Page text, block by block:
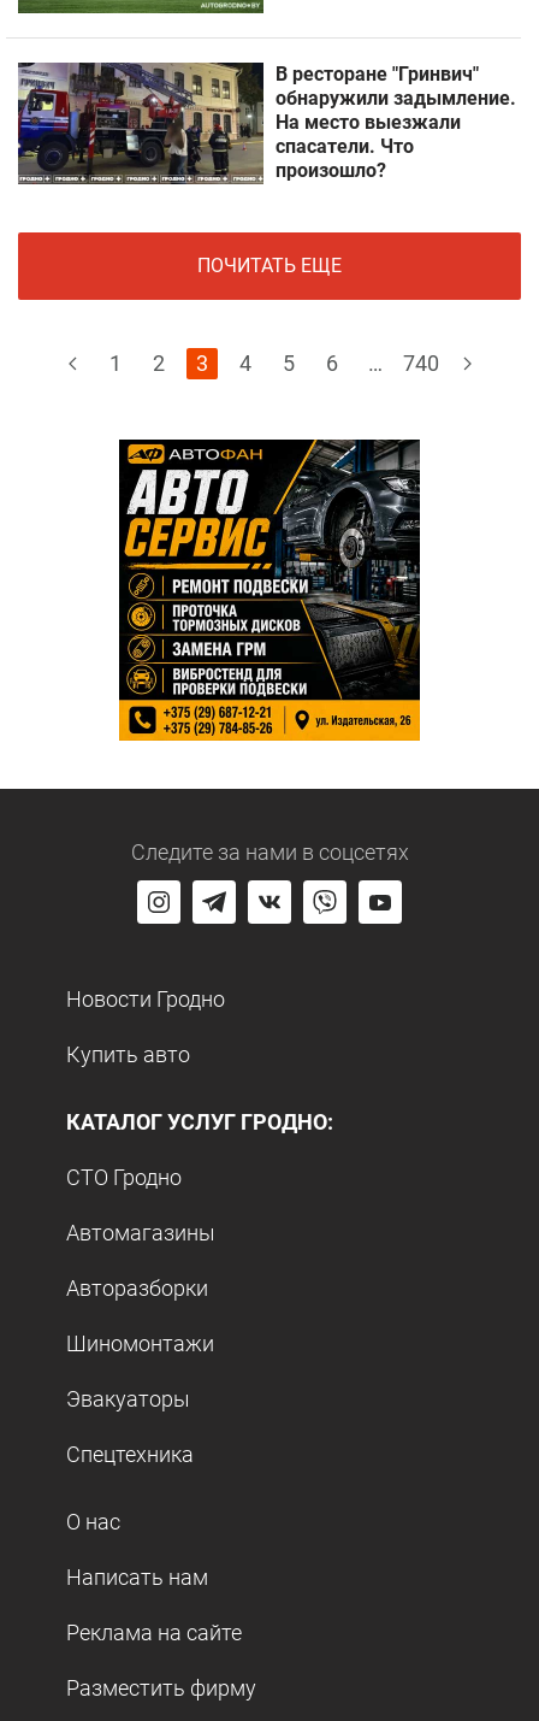
В ресторане "Гринвич"
обнаружили задымление.
На место выезжали
спасатели. Что
произошло?
ПОЧИТАТЬ ЕЩЕ
1 2 3 4 5 6 … 740
Следите за нами в соцсетях
Новости Гродно
Купить авто
КАТАЛОГ УСЛУГ ГРОДНО:
СТО Гродно
Автомагазины
Авторазборки
Шиномонтажи
Эвакуаторы
Спецтехника
О нас
Написать нам
Реклама на сайте
Разместить фирму